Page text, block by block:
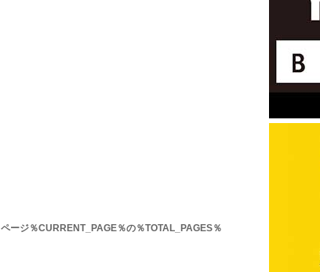
ページ％CURRENT_PAGE％の％TOTAL_PAGES％